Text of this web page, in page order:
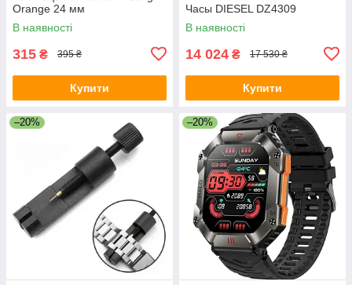
Orange 24 мм
В наявності
315 ₴ 395 ₴
Купити
Часы DIESEL DZ4309
В наявності
14 024 ₴ 17 530 ₴
Купити
–20% –20%